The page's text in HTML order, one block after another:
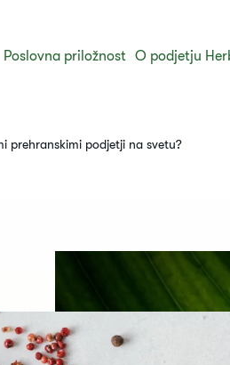
Poslovna priložnost O podjetju
prehranskimi podjetji na svetu?